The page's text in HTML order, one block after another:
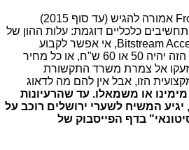
מכאן, די ברור, שאם Frontier אמורה להגיש (עד סוף 2015)
כלכליים דוגמת: עלות ההון של
שהמחיר של החיבור הזה יהיה 50 או 60 ש"ח, או כל מחיר
אל צמרת משרד התקשורת
הזו, אבל אין להם מה לדאוג
או משמאלו. עד שהרעיונות
יגיע המשיח לשערי ירושלים רוכב על
בדף הפייסבוק של